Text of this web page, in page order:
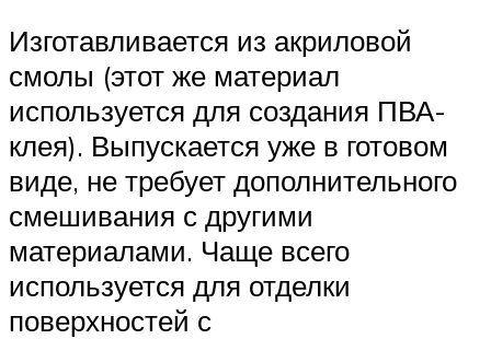
Изготавливается из акриловой
смолы (этот же материал
используется для создания ПВА-
клея). Выпускается уже в готовом
виде, не требует дополнительного
смешивания с другими
материалами. Чаще всего
используется для отделки
поверхностей с